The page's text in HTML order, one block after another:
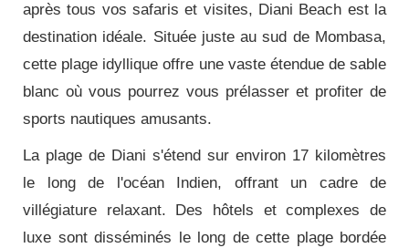
après tous vos safaris et visites, Diani Beach est la
destination idéale. Située juste au sud de Mombasa,
cette plage idyllique offre une vaste étendue de sable
blanc où vous pourrez vous prélasser et profiter de
sports nautiques amusants.
La plage de Diani s'étend sur environ 17 kilomètres
le long de l'océan Indien, offrant un cadre de
villégiature relaxant. Des hôtels et complexes de
luxe sont disséminés le long de cette plage bordée